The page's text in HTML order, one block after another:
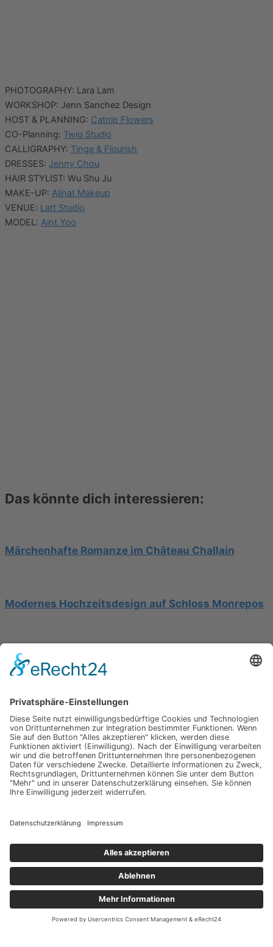
PHOTOGRAPHY: Lara Lam
WORKSHOP: Jenn Sanchez Design
HOST & PLANNING: Catnip Flowers
CO-Planning: Twig Studio
CALLIGRAPHY: Tinge & Flourish
DRESSES: Jenny Chou
HAIR STYLIST: Wu Shu Ju
MAKE-UP: Alinat Makeup
VENUE: Latt Studio
MODEL: Aint Yoo
Das könnte dich interessieren:
Märchenhafte Romanze im Château Challain
Modernes Hochzeitsdesign auf Schloss Monrepos
Hochzeit am Gardasee auf einer Segelyacht
Impressum
Werbung
About
Einsendung
AGB
Datenschutzerklärung
About
Datenschutzerklärung